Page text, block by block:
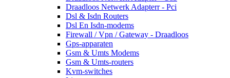
Draadloos Netwerk Adapterr - Pci
Dsl & Isdn Routers
Dsl En Isdn-modems
Firewall / Vpn / Gateway - Draadloos
Gps-apparaten
Gsm & Umts Modems
Gsm & Umts-routers
Kvm-switches